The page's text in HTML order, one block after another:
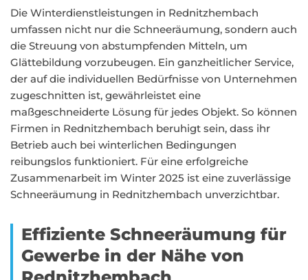
Die Winterdienstleistungen in Rednitzhembach
umfassen nicht nur die Schneeräumung, sondern auch
die Streuung von abstumpfenden Mitteln, um
Glättebildung vorzubeugen. Ein ganzheitlicher Service,
der auf die individuellen Bedürfnisse von Unternehmen
zugeschnitten ist, gewährleistet eine
maßgeschneiderte Lösung für jedes Objekt. So können
Firmen in Rednitzhembach beruhigt sein, dass ihr
Betrieb auch bei winterlichen Bedingungen
reibungslos funktioniert. Für eine erfolgreiche
Zusammenarbeit im Winter 2025 ist eine zuverlässige
Schneeräumung in Rednitzhembach unverzichtbar.
Effiziente Schneeräumung für
Gewerbe in der Nähe von